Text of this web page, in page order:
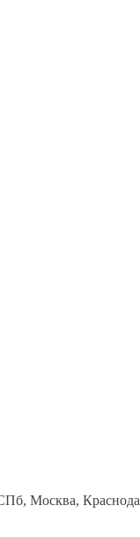
Москва,